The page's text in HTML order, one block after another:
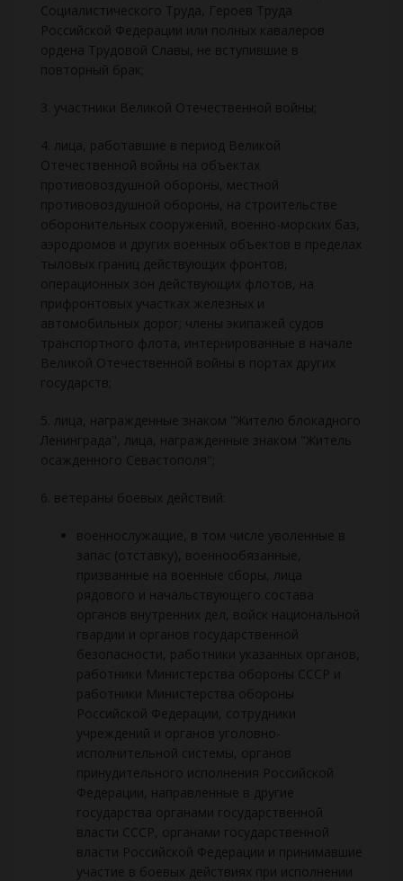
Социалистического Труда, Героев Труда
Российской Федерации или полных кавалеров
ордена Трудовой Славы, не вступившие в
повторный брак;
3. участники Великой Отечественной войны;
4. лица, работавшие в период Великой
Отечественной войны на объектах
противовоздушной обороны, местной
противовоздушной обороны, на строительстве
оборонительных сооружений, военно-морских баз,
аэродромов и других военных объектов в пределах
тыловых границ действующих фронтов,
операционных зон действующих флотов, на
прифронтовых участках железных и
автомобильных дорог; члены экипажей судов
транспортного флота, интернированные в начале
Великой Отечественной войны в портах других
государств;
5. лица, награжденные знаком "Жителю блокадного
Ленинграда", лица, награжденные знаком "Житель
осажденного Севастополя";
6. ветераны боевых действий:
военнослужащие, в том числе уволенные в
запас (отставку), военнообязанные,
призванные на военные сборы, лица
рядового и начальствующего состава
органов внутренних дел, войск национальной
гвардии и органов государственной
безопасности, работники указанных органов,
работники Министерства обороны СССР и
работники Министерства обороны
Российской Федерации, сотрудники
учреждений и органов уголовно-
исполнительной системы, органов
принудительного исполнения Российской
Федерации, направленные в другие
государства органами государственной
власти СССР, органами государственной
власти Российской Федерации и принимавшие
участие в боевых действиях при исполнении